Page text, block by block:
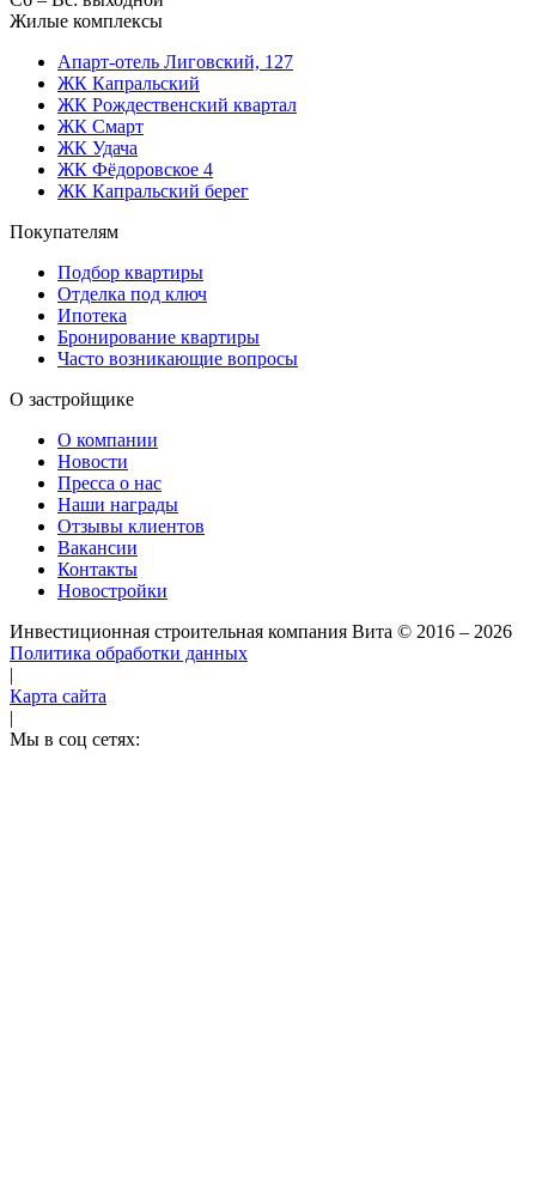
Жилые комплексы
Апарт-отель Лиговский, 127
ЖК Капральский
ЖК Рождественский квартал
ЖК Смарт
ЖК Удача
ЖК Фёдоровское 4
ЖК Капральский берег
Покупателям
Подбор квартиры
Отделка под ключ
Ипотека
Бронирование квартиры
Часто возникающие вопросы
О застройщике
О компании
Новости
Пресса о нас
Наши награды
Отзывы клиентов
Вакансии
Контакты
Новостройки
Инвестиционная строительная компания Вита © 2016 – 2026
Политика обработки данных
|
Карта сайта
|
Мы в соц сетях: